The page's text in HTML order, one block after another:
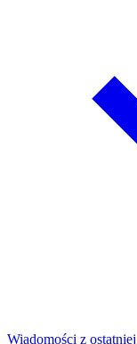
Wiadomości z